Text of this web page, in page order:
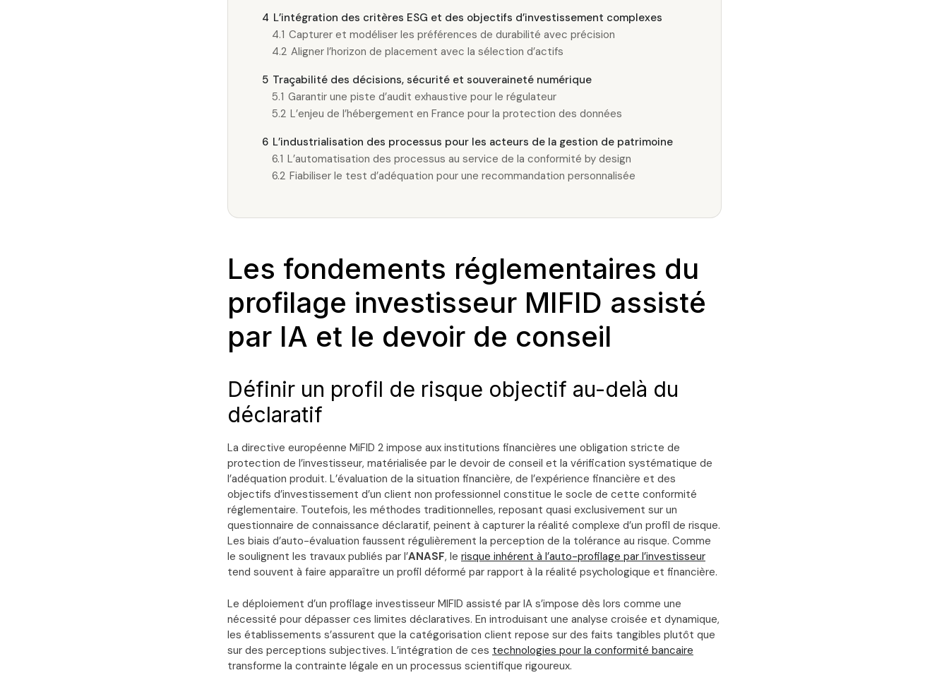
4 L’intégration des critères ESG et des objectifs d’investissement complexes
4.1 Capturer et modéliser les préférences de durabilité avec précision
4.2 Aligner l’horizon de placement avec la sélection d’actifs
5 Traçabilité des décisions, sécurité et souveraineté numérique
5.1 Garantir une piste d’audit exhaustive pour le régulateur
5.2 L’enjeu de l’hébergement en France pour la protection des données
6 L’industrialisation des processus pour les acteurs de la gestion de patrimoine
6.1 L’automatisation des processus au service de la conformité by design
6.2 Fiabiliser le test d’adéquation pour une recommandation personnalisée
Les fondements réglementaires du
profilage investisseur MIFID assisté
par IA et le devoir de conseil
Définir un profil de risque objectif au-delà du
déclaratif
La directive européenne MiFID 2 impose aux institutions financières une obligation stricte de
protection de l’investisseur, matérialisée par le devoir de conseil et la vérification systématique de
l’adéquation produit. L’évaluation de la situation financière, de l’expérience financière et des
objectifs d’investissement d’un client non professionnel constitue le socle de cette conformité
réglementaire. Toutefois, les méthodes traditionnelles, reposant quasi exclusivement sur un
questionnaire de connaissance déclaratif, peinent à capturer la réalité complexe d’un profil de risque.
Les biais d’auto-évaluation faussent régulièrement la perception de la tolérance au risque. Comme
le soulignent les travaux publiés par l’ANASF, le risque inhérent à l’auto-profilage par l’investisseur
tend souvent à faire apparaître un profil déformé par rapport à la réalité psychologique et financière.
Le déploiement d’un profilage investisseur MIFID assisté par IA s’impose dès lors comme une
nécessité pour dépasser ces limites déclaratives. En introduisant une analyse croisée et dynamique,
les établissements s’assurent que la catégorisation client repose sur des faits tangibles plutôt que
sur des perceptions subjectives. L’intégration de ces technologies pour la conformité bancaire
transforme la contrainte légale en un processus scientifique rigoureux.